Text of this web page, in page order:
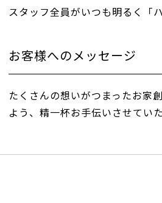
スタッフ全員がいつも明るく「
お客様へのメッセージ
たくさんの想いがつまったお家
よう、精一杯お手伝いさせてい